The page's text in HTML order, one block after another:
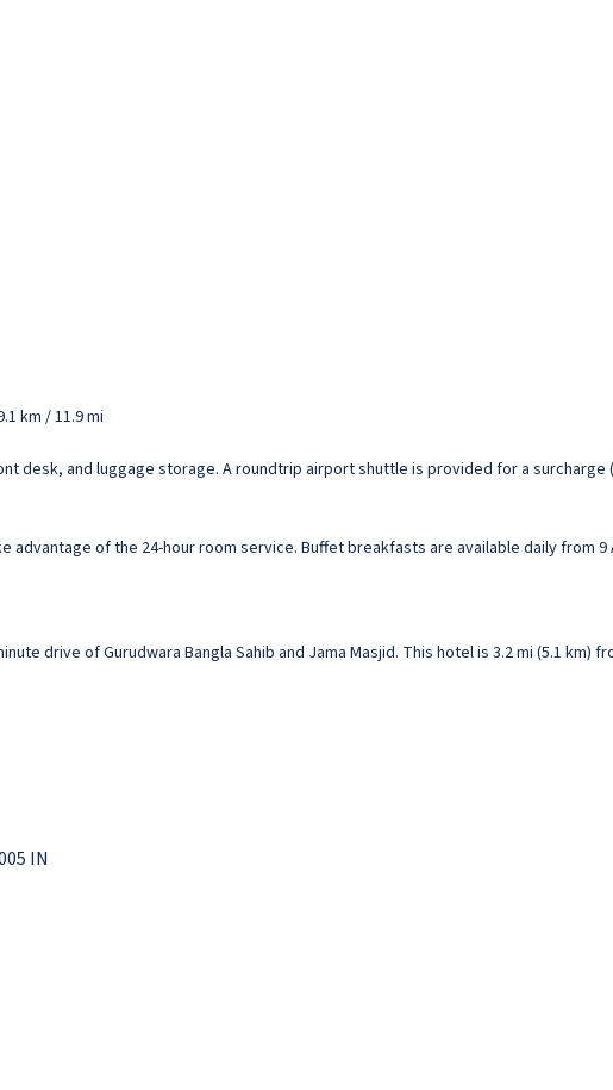
km / 11.9 mi
desk, and luggage storage. A roundtrip airport shuttle is provided for a surcharge
of the 24-hour room service. Buffet breakfasts are available daily from 9
drive of Gurudwara Bangla Sahib and Jama Masjid. This hotel is 3.2 mi (5.1 km)
IN